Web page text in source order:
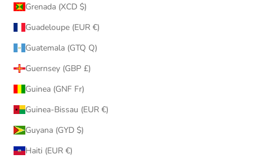
Grenada (XCD $)
Guadeloupe (EUR €)
Guatemala (GTQ Q)
Guernsey (GBP £)
Guinea (GNF Fr)
Guinea-Bissau (EUR €)
Guyana (GYD $)
Haiti (EUR €)